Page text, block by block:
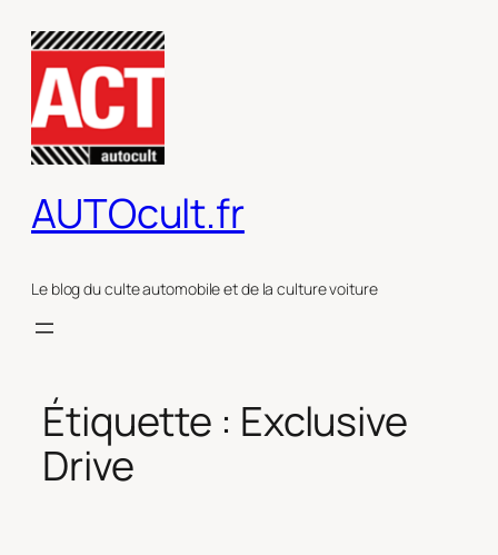
contenu
AUTOcult.fr
Le blog du culte automobile et de la culture voiture
Étiquette : Exclusive
Drive